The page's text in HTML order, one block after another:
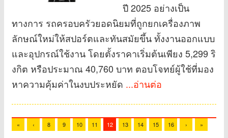
ปี 2025 อย่างเป็น
ทางการ รถครอบครัวยอดนิยมที่ถูกยกเครื่องภาพ
ลักษณ์ใหม่ให้สปอร์ตและทันสมัยขึ้น ทั้งงานออกแบบ
และอุปกรณ์ใช้งาน โดยตั้งราคาเริ่มต้นเพียง 5,299 ริ
งกิต หรือประมาณ 40,760 บาท ตอบโจทย์ผู้ใช้ที่มอง
หาความคุ้มค่าในงบประหยัด ...อ่านต่อ
« ‹ 8 9 10 11 12 13 14 15 16 › »